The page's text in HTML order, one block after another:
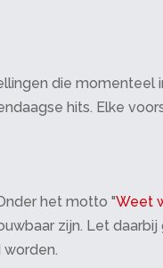
die momenteel
hits. Elke
het motto "Weet
zijn. Let